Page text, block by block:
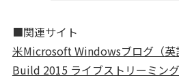
■関連サイト
米Microsoft Windowsブログ（英
Build 2015 ライブストリーミング